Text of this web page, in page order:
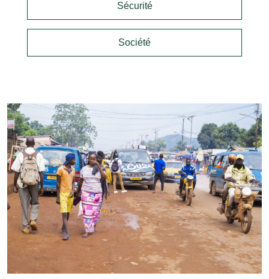
Sécurité
Société